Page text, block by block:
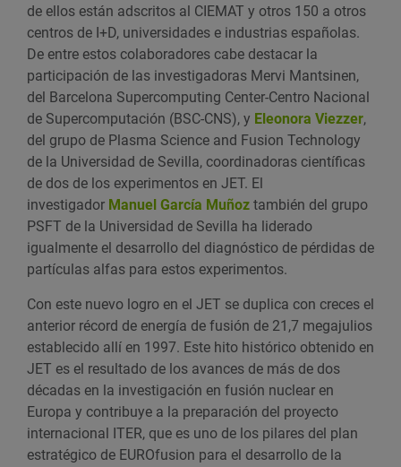
de ellos están adscritos al CIEMAT y otros 150 a otros
centros de I+D, universidades e industrias españolas.
De entre estos colaboradores cabe destacar la
participación de las investigadoras Mervi Mantsinen,
del Barcelona Supercomputing Center-Centro Nacional
de Supercomputación (BSC-CNS), y Eleonora Viezzer,
del grupo de Plasma Science and Fusion Technology
de la Universidad de Sevilla, coordinadoras científicas
de dos de los experimentos en JET. El
investigador Manuel García Muñoz también del grupo
PSFT de la Universidad de Sevilla ha liderado
igualmente el desarrollo del diagnóstico de pérdidas de
partículas alfas para estos experimentos.
Con este nuevo logro en el JET se duplica con creces el
anterior récord de energía de fusión de 21,7 megajulios
establecido allí en 1997. Este hito histórico obtenido en
JET es el resultado de los avances de más de dos
décadas en la investigación en fusión nuclear en
Europa y contribuye a la preparación del proyecto
internacional ITER, que es uno de los pilares del plan
estratégico de EUROfusion para el desarrollo de la